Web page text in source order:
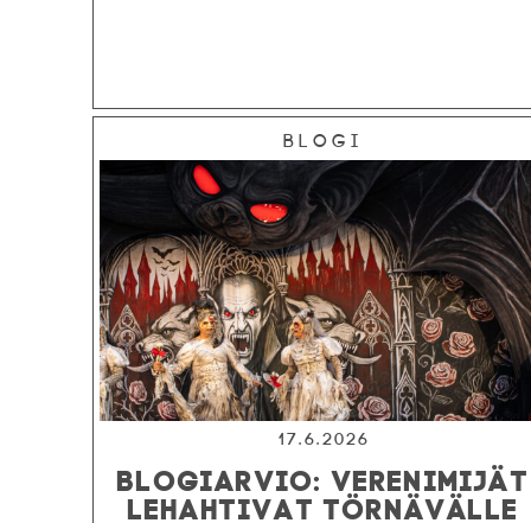
Blogi
17.6.2026
BLOGIARVIO: VERENIMIJÄT
LEHAHTIVAT TÖRNÄVÄLLE